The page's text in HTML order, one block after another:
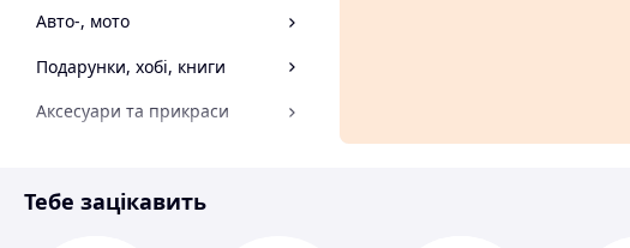
Авто-, мото
Подарунки, хобі, книги
Аксесуари та прикраси
Спорт і відпочинок
Тебе зацікавить